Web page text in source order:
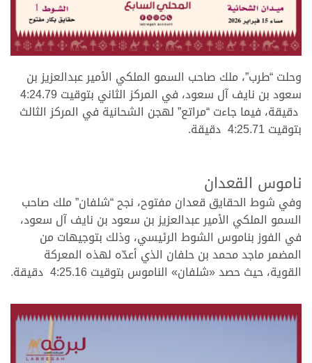
.
وحلت “طرب”، ملك صاحب السمو الملكي الأمير عبدالعزيز بن
سعود بن نايف آل سعود، في المركز الثاني بتوقيت 4:24.79
دقيقة، فيما جاءت “مراتع” لهجن الشحانية في المركز الثالث
بتوقيت 4:25.71 دقيقة.
ناموس القعدان
وفي شوط الحقايق قعدان مفتوح، نجح “شلفان” ملك صاحب
السمو الملكي الأمير عبدالعزيز بن سعود بن نايف آل سعود،
في الفوز بناموس الشوط الرئيسي، وذلك بتوجيهات من
المضمر ماجد محمد بن حلفان الذي أعدّه لهذه المعركة
القوية، حيث حصد «شلفان» الناموس بتوقيت 4:25.16 دقيقة.